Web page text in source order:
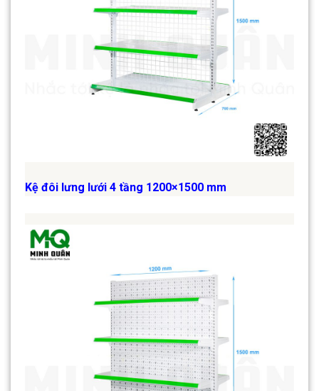
Kệ đôi lưng lưới 4 tầng 1200×1500 mm